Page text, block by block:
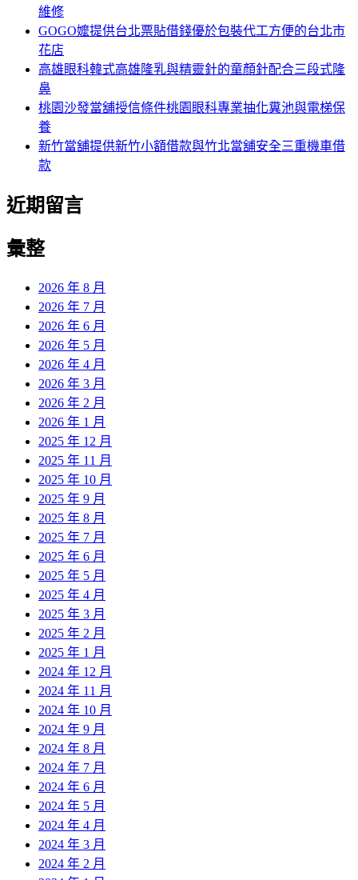
維修
GOGO嬤提供台北票貼借錢優於包裝代工方便的台北市
花店
高雄眼科韓式高雄隆乳與精靈針的童顏針配合三段式隆
鼻
桃園沙發當舖授信條件桃園眼科專業抽化糞池與電梯保
養
新竹當舖提供新竹小額借款與竹北當舖安全三重機車借
款
近期留言
彙整
2026 年 8 月
2026 年 7 月
2026 年 6 月
2026 年 5 月
2026 年 4 月
2026 年 3 月
2026 年 2 月
2026 年 1 月
2025 年 12 月
2025 年 11 月
2025 年 10 月
2025 年 9 月
2025 年 8 月
2025 年 7 月
2025 年 6 月
2025 年 5 月
2025 年 4 月
2025 年 3 月
2025 年 2 月
2025 年 1 月
2024 年 12 月
2024 年 11 月
2024 年 10 月
2024 年 9 月
2024 年 8 月
2024 年 7 月
2024 年 6 月
2024 年 5 月
2024 年 4 月
2024 年 3 月
2024 年 2 月